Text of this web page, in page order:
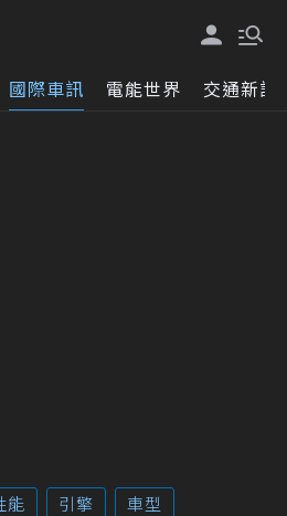
國際車訊 電能世界 交通新訊
能 引擎 車型